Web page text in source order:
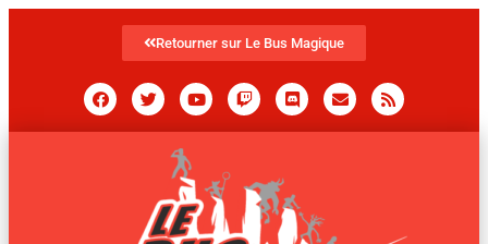
Retourner sur Le Bus Magique